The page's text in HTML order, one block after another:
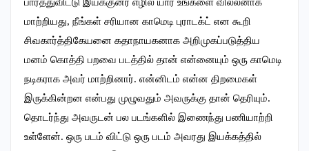
மாற்றியது, நீங்கள் சரியான காமெடி புராடக்ட் என கூறி
சிவகார்த்திகேயனை கதாநாயகனாக அறிமுகப்படுத்திய
மனம் கொத்தி பறவை படத்தில் தான் என்னையும் ஒரு காமெடி
நடிகராக அவர் மாற்றினார். என்னிடம் என்ன திறமைகள்
இருக்கின்றன என்பது முழுவதும் அவருக்கு தான் தெரியும்.
தொடர்ந்து அவருடன் பல படங்களில் இணைந்து பணியாற்றி
உள்ளேன். ஒரு படம் விட்டு ஒரு படம் அவரது இயக்கத்தில்